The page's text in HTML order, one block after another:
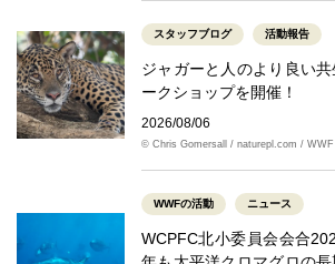
スタッフブログ 活動報告
ジャガーと人のより良い
ークショップを開催！
2026/08/06
© Chris Gomersall / naturepl.com / WWF
WWFの活動 ニュース
WCPFC北小委員会会合